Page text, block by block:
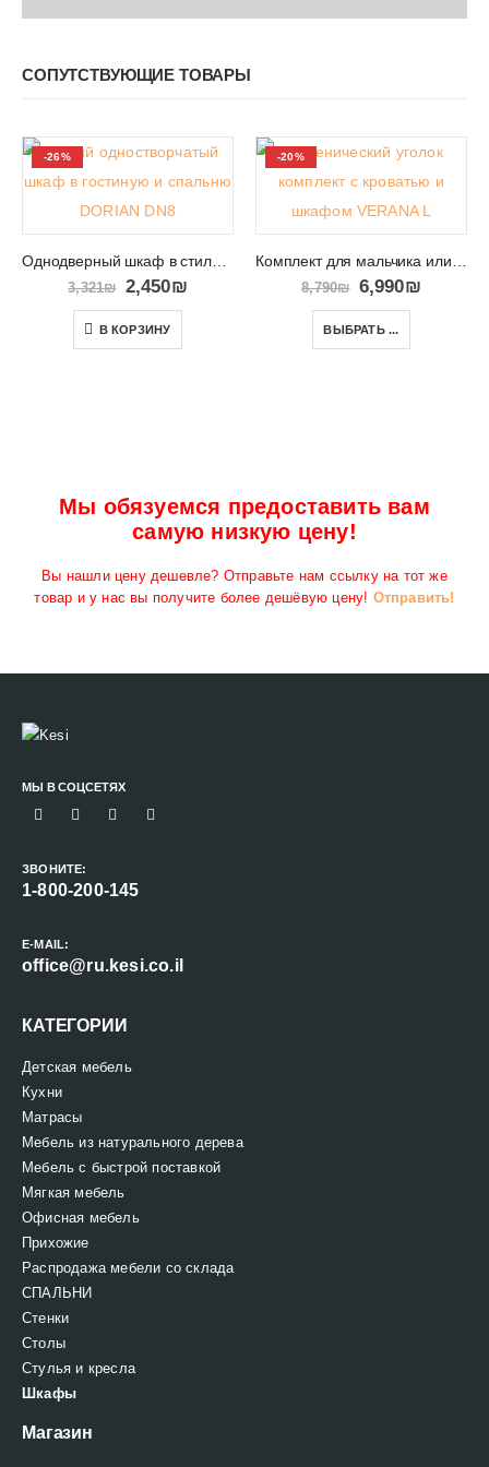
СОПУТСТВУЮЩИЕ ТОВАРЫ
-26%
Однодверный шкаф в стиле кафри с полками DORIAN DN8
3,321₪ 2,450₪
В КОРЗИНУ
-20%
8,790₪ 6,990₪
ВЫБРАТЬ ...
Мы обязуемся предоставить вам
самую низкую цену!
Вы нашли цену дешевле? Отправьте нам ссылку на тот же
товар и у нас вы получите более дешёвую цену! Отправить!
МЫ В СОЦСЕТЯХ
ЗВОНИТЕ:
1-800-200-145
E-MAIL:
office@ru.kesi.co.il
КАТЕГОРИИ
Детская мебель
Кухни
Матрасы
Мебель из натурального дерева
Мебель с быстрой поставкой
Мягкая мебель
Офисная мебель
Прихожие
Распродажа мебели со склада
СПАЛЬНИ
Стенки
Столы
Стулья и кресла
Шкафы
Магазин